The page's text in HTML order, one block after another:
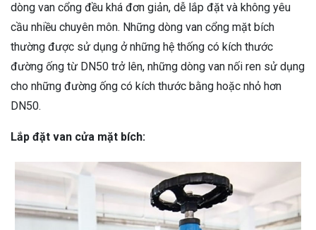
dòng van cổng đều khá đơn giản, dễ lắp đặt và không yêu
cầu nhiều chuyên môn. Những dòng van cổng mặt bích
thường được sử dụng ở những hệ thống có kích thước
đường ống từ DN50 trở lên, những dòng van nối ren sử dụng
cho những đường ống có kích thước bằng hoặc nhỏ hơn
DN50.
Lắp đặt van cửa mặt bích: